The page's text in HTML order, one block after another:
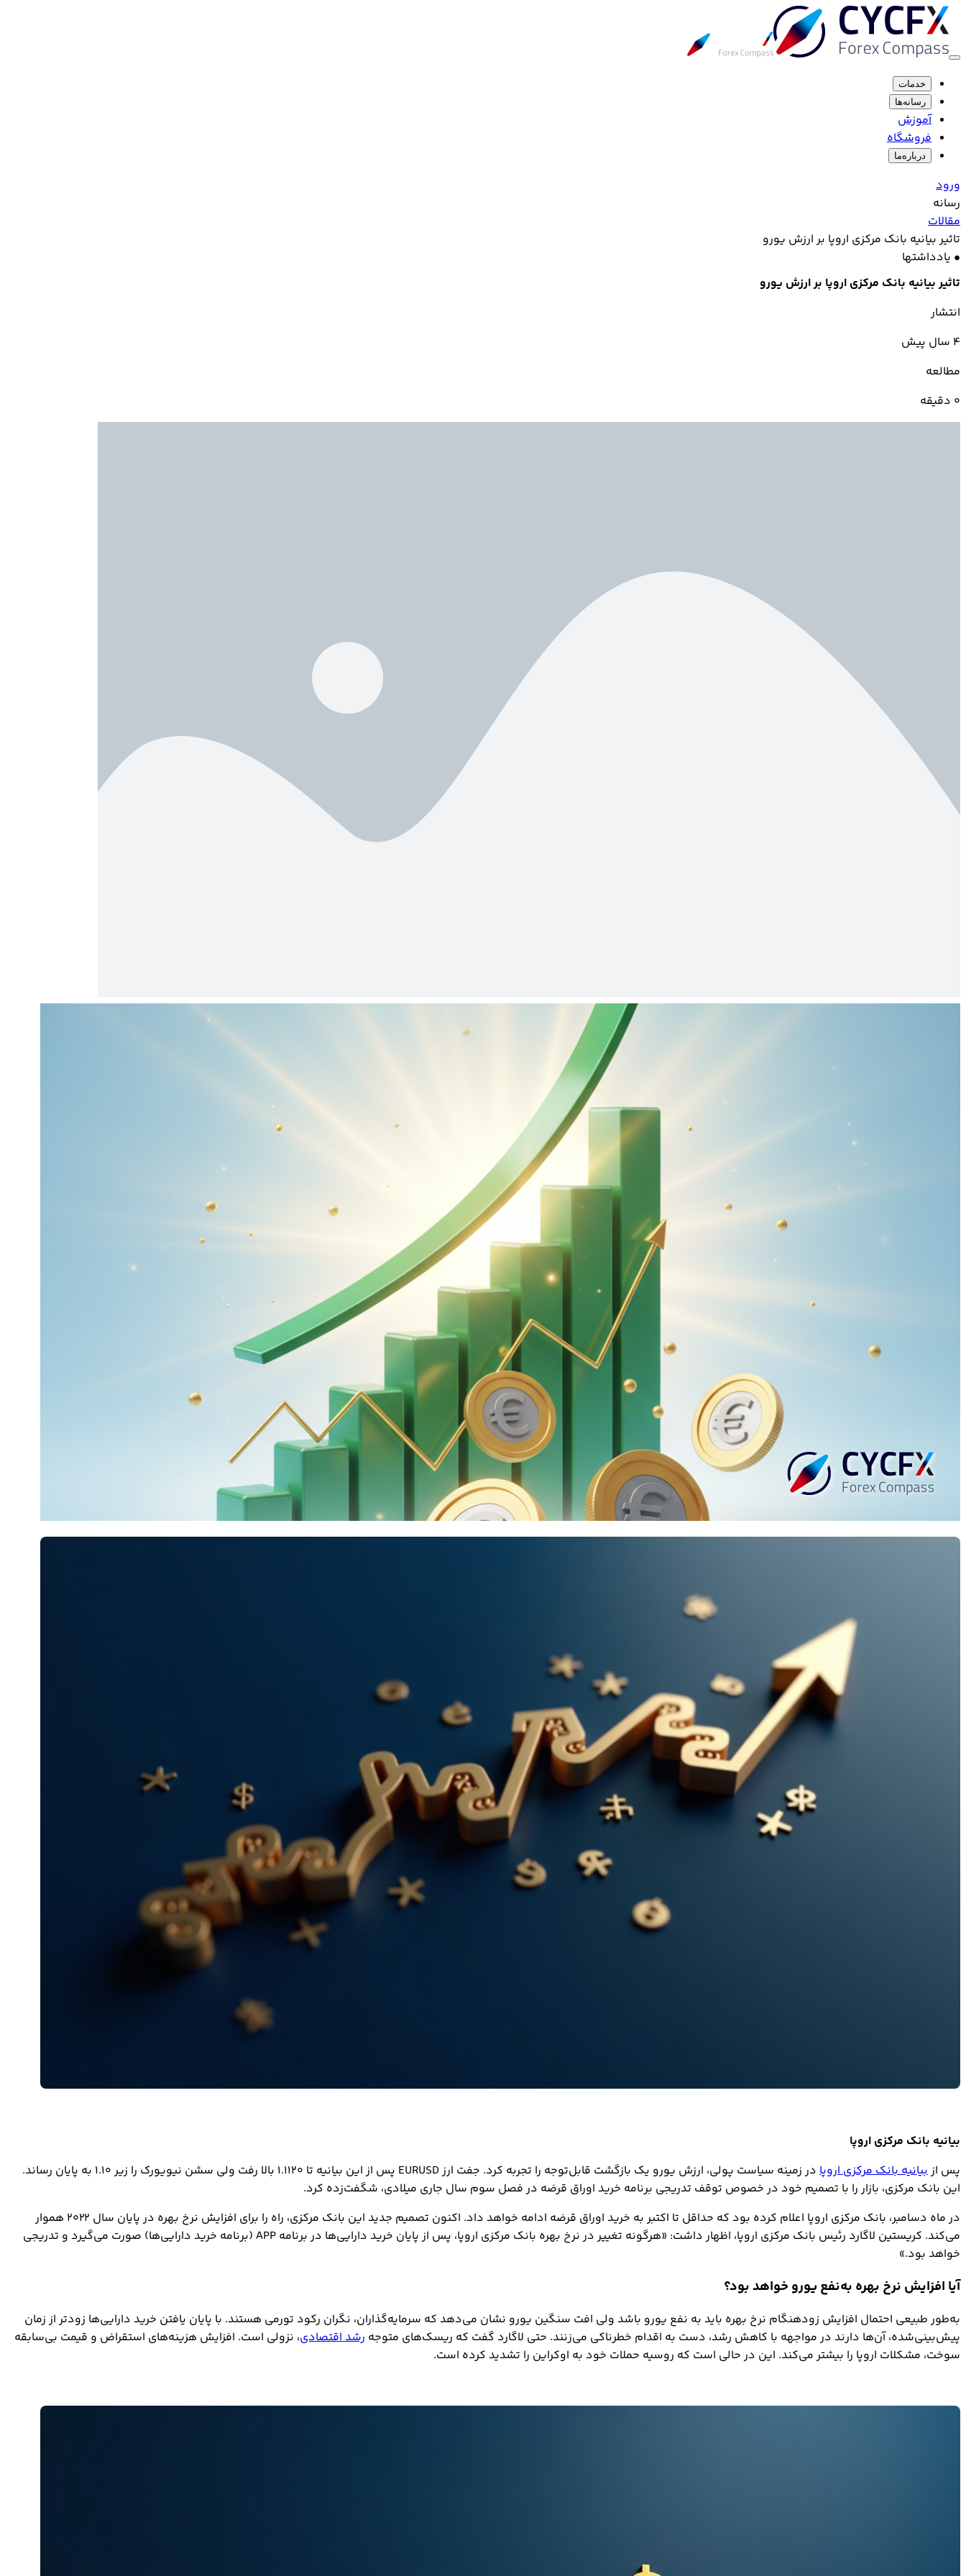
خدمات
رسانه‌ها
آموزش
فروشگاه
درباره‌ما
ورود
رسانه
مقالات
تاثیر بیانیه بانک مرکزی اروپا بر ارزش یورو
• یادداشتها
تاثیر بیانیه بانک مرکزی اروپا بر ارزش یورو
انتشار
4 سال پیش
مطالعه
0 دقیقه
بیانیه بانک مرکزی اروپا
پس ازبیانیه بانک مرکزی اروپا
در زمینه سیاست پولی، ارزش یورو یک بازگشت قابل‌توجه را تجربه کرد. جفت ارز EURUSD پس از این بیانیه تا 1.1120 بالا رفت ولی سشن نیویورک را زیر 1.10 به پایان رساند.
این بانک مرکزی، بازار را با تصمیم خود در خصوص توقف تدریجی برنامه خرید اوراق قرضه در فصل سوم سال جاری میلادی، شگفت‌زده کرد.
در ماه دسامبر، بانک مرکزی اروپا اعلام کرده بود که حداقل تا اکتبر به خرید اوراق قرضه ادامه خواهد داد. اکنون تصمیم جدید این بانک مرکزی، راه را برای افزایش نرخ بهره در پایان سال 2022 هموار
می‌کند. کریستین لاگارد رئیس بانک مرکزی اروپا، اظهار داشت: «هرگونه تغییر در نرخ بهره بانک مرکزی اروپا، پس از پایان خرید دارایی‌ها در برنامه APP (برنامه خرید دارایی‌ها) صورت می‌گیرد و تدریجی
خواهد بود.»
آیا افزایش نرخ بهره به‌نفع یورو خواهد بود؟
به‌طور طبیعی احتمال افزایش زودهنگام نرخ بهره باید به نفع یورو باشد ولی افت سنگین یورو نشان می‌دهد که سرمایه‌گذاران، نگران رکود تورمی هستند. با پایان یافتن خرید دارایی‌ها زودتر از زمان
پیش‌بینی‌شده، آن‌ها دارند در مواجهه با کاهش رشد، دست به اقدام خطرناکی می‌زنند. حتی لاگارد گفت که ریسک‌های متوجه رشد اقتصادی، نزولی است. افزایش هزینه‌های استقراض و قیمت بی‌سابقه
سوخت، مشکلات اروپا را بیشتر می‌کند. این در حالی است که روسیه حملات خود به اوکراین را تشدید کرده است.